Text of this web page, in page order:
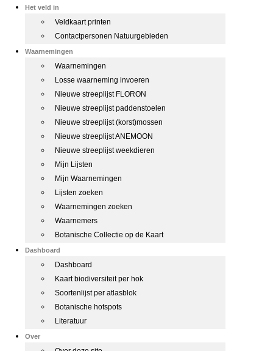
Het veld in
Veldkaart printen
Contactpersonen Natuurgebieden
Waarnemingen
Waarnemingen
Losse waarneming invoeren
Nieuwe streeplijst FLORON
Nieuwe streeplijst paddenstoelen
Nieuwe streeplijst (korst)mossen
Nieuwe streeplijst ANEMOON
Nieuwe streeplijst weekdieren
Mijn Lijsten
Mijn Waarnemingen
Lijsten zoeken
Waarnemingen zoeken
Waarnemers
Botanische Collectie op de Kaart
Dashboard
Dashboard
Kaart biodiversiteit per hok
Soortenlijst per atlasblok
Botanische hotspots
Literatuur
Over